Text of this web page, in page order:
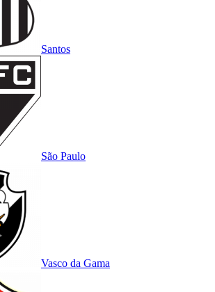
Santos
São Paulo
Vasco da Gama